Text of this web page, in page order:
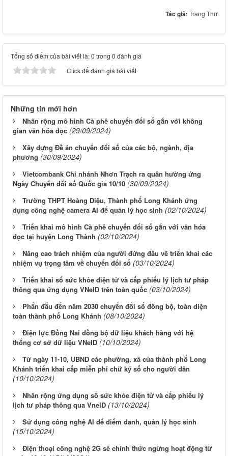
Tác giả: Trang Thư
Tổng số điểm của bài viết là: 0 trong 0 đánh giá
Click để đánh giá bài viết
Những tin mới hơn
Nhân rộng mô hình Cà phê chuyển đổi số gắn với không
gian văn hóa đọc (29/09/2024)
Xây dựng Đề án chuyển đổi số của các bộ, ngành, địa
phương (30/09/2024)
Vietcombank Chi nhánh Nhơn Trạch ra quân hưởng ứng
Ngày Chuyển đổi số Quốc gia 10/10 (30/09/2024)
Trường THPT Hoàng Diệu, Thành phố Long Khánh ứng
dụng công nghệ camera AI để quản lý học sinh (02/10/2024)
Triển khai mô hình Cà phê chuyển đổi số gắn với văn hóa
đọc tại huyện Long Thành (02/10/2024)
Nâng cao trách nhiệm của người đứng đầu về triển khai các
nhiệm vụ trọng tâm về chuyển đổi số (03/10/2024)
Triển khai sổ sức khỏe điện tử và cấp phiếu lý lịch tư pháp
thông qua ứng dụng VNelD trên toàn quốc (03/10/2024)
Phấn đấu đến năm 2030 chuyển đổi số đồng bộ, toàn diện
toàn thành phố Long Khánh (08/10/2024)
Điện lực Đồng Nai đồng bộ dữ liệu khách hàng với hệ
thống cơ sở dữ liệu VNeID (10/10/2024)
Từ ngày 11-10, UBND các phường, xã của thành phố Long
Khánh triển khai cấp miễn phí chữ ký số cho người dân
(10/10/2024)
Nhân rộng ứng dụng sổ sức khỏe điện tử và cấp phiếu lý
lịch tư pháp thông qua VneID (13/10/2024)
Sử dụng công nghệ AI để điểm danh, quản lý học sinh
(15/10/2024)
Điện thoại công nghệ 2G sẽ chính thức ngừng hoạt động từ